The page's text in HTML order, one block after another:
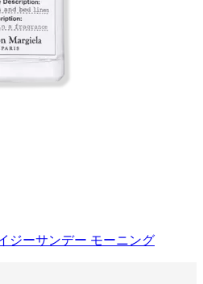
ジーサンデー モーニング